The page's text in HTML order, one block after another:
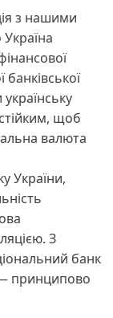
з нашими
щоб
валюта
України,
З
банк
принципово